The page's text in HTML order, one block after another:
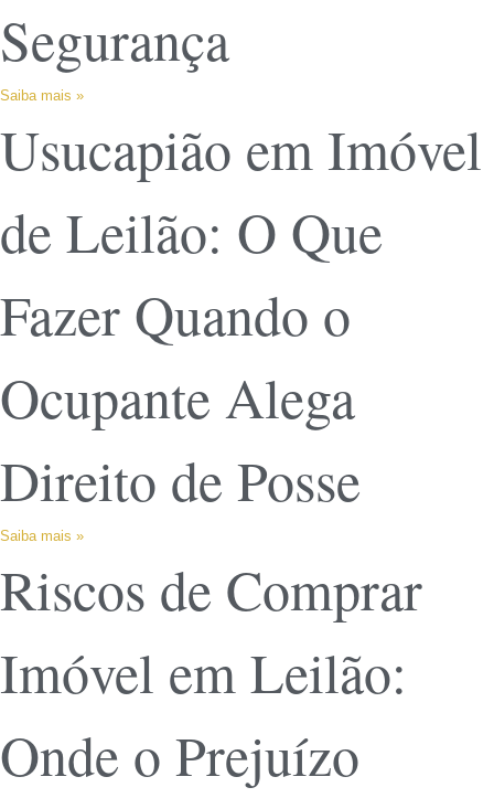
Segurança
Saiba mais »
Usucapião em Imóvel
de Leilão: O Que
Fazer Quando o
Ocupante Alega
Direito de Posse
Saiba mais »
Riscos de Comprar
Imóvel em Leilão:
Onde o Prejuízo